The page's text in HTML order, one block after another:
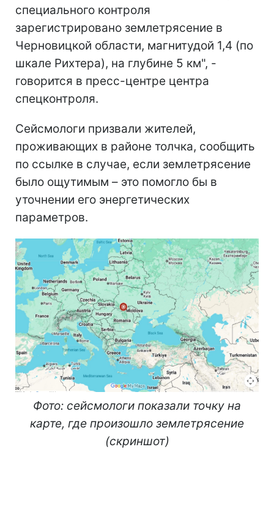
специального контроля
зарегистрировано землетрясение в
Черновицкой области, магнитудой 1,4 (по
шкале Рихтера), на глубине 5 км", -
говорится в пресс-центре центра
спецконтроля.
Сейсмологи призвали жителей,
проживающих в районе толчка, сообщить
по ссылке в случае, если землетрясение
было ощутимым – это помогло бы в
уточнении его энергетических
параметров.
Фото: сейсмологи показали точку на
карте, где произошло землетрясение
(скриншот)